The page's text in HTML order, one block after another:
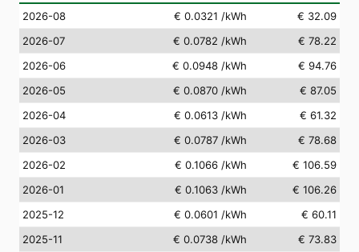
2026-08 € 0.0321 /kWh
€ 32.09
2026-07
€ 0.0782 /kWh
€ 78.22
2026-06
€ 0.0948 /kWh
€ 94.76
2026-05
€ 0.0870 /kWh
€ 87.05
2026-04
€ 0.0613 /kWh
€ 61.32
2026-03
€ 0.0787 /kWh
€ 78.68
2026-02
€ 0.1066 /kWh
€ 106.59
2026-01
€ 0.1063 /kWh
€ 106.26
2025-12
€ 0.0601 /kWh
€ 60.11
2025-11
€ 0.0738 /kWh
€ 73.83